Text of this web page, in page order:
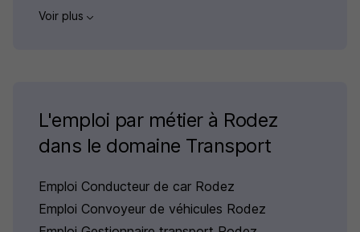
Voir plus
L'emploi par métier à Rodez
dans le domaine Transport
Emploi Conducteur de car Rodez
Emploi Convoyeur de véhicules Rodez